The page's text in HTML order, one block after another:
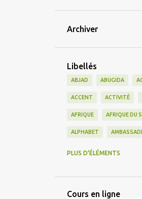
Archiver
Libellés
ABJAD ABUGIDA
ACCENT ACTIVITÉ
AFRIQUE AFRIQUE DU
ALPHABET
AMERICAIN
PLUS D'ÉLÉMENTS
Cours en ligne